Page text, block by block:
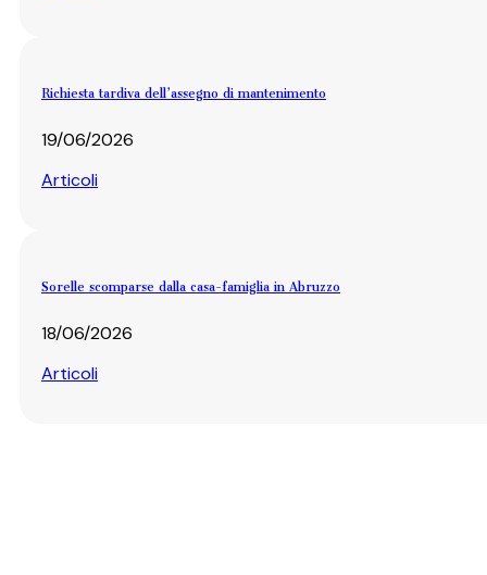
Richiesta tardiva dell’assegno di mantenimento
19/06/2026
Articoli
Sorelle scomparse dalla casa-famiglia in Abruzzo
18/06/2026
Articoli